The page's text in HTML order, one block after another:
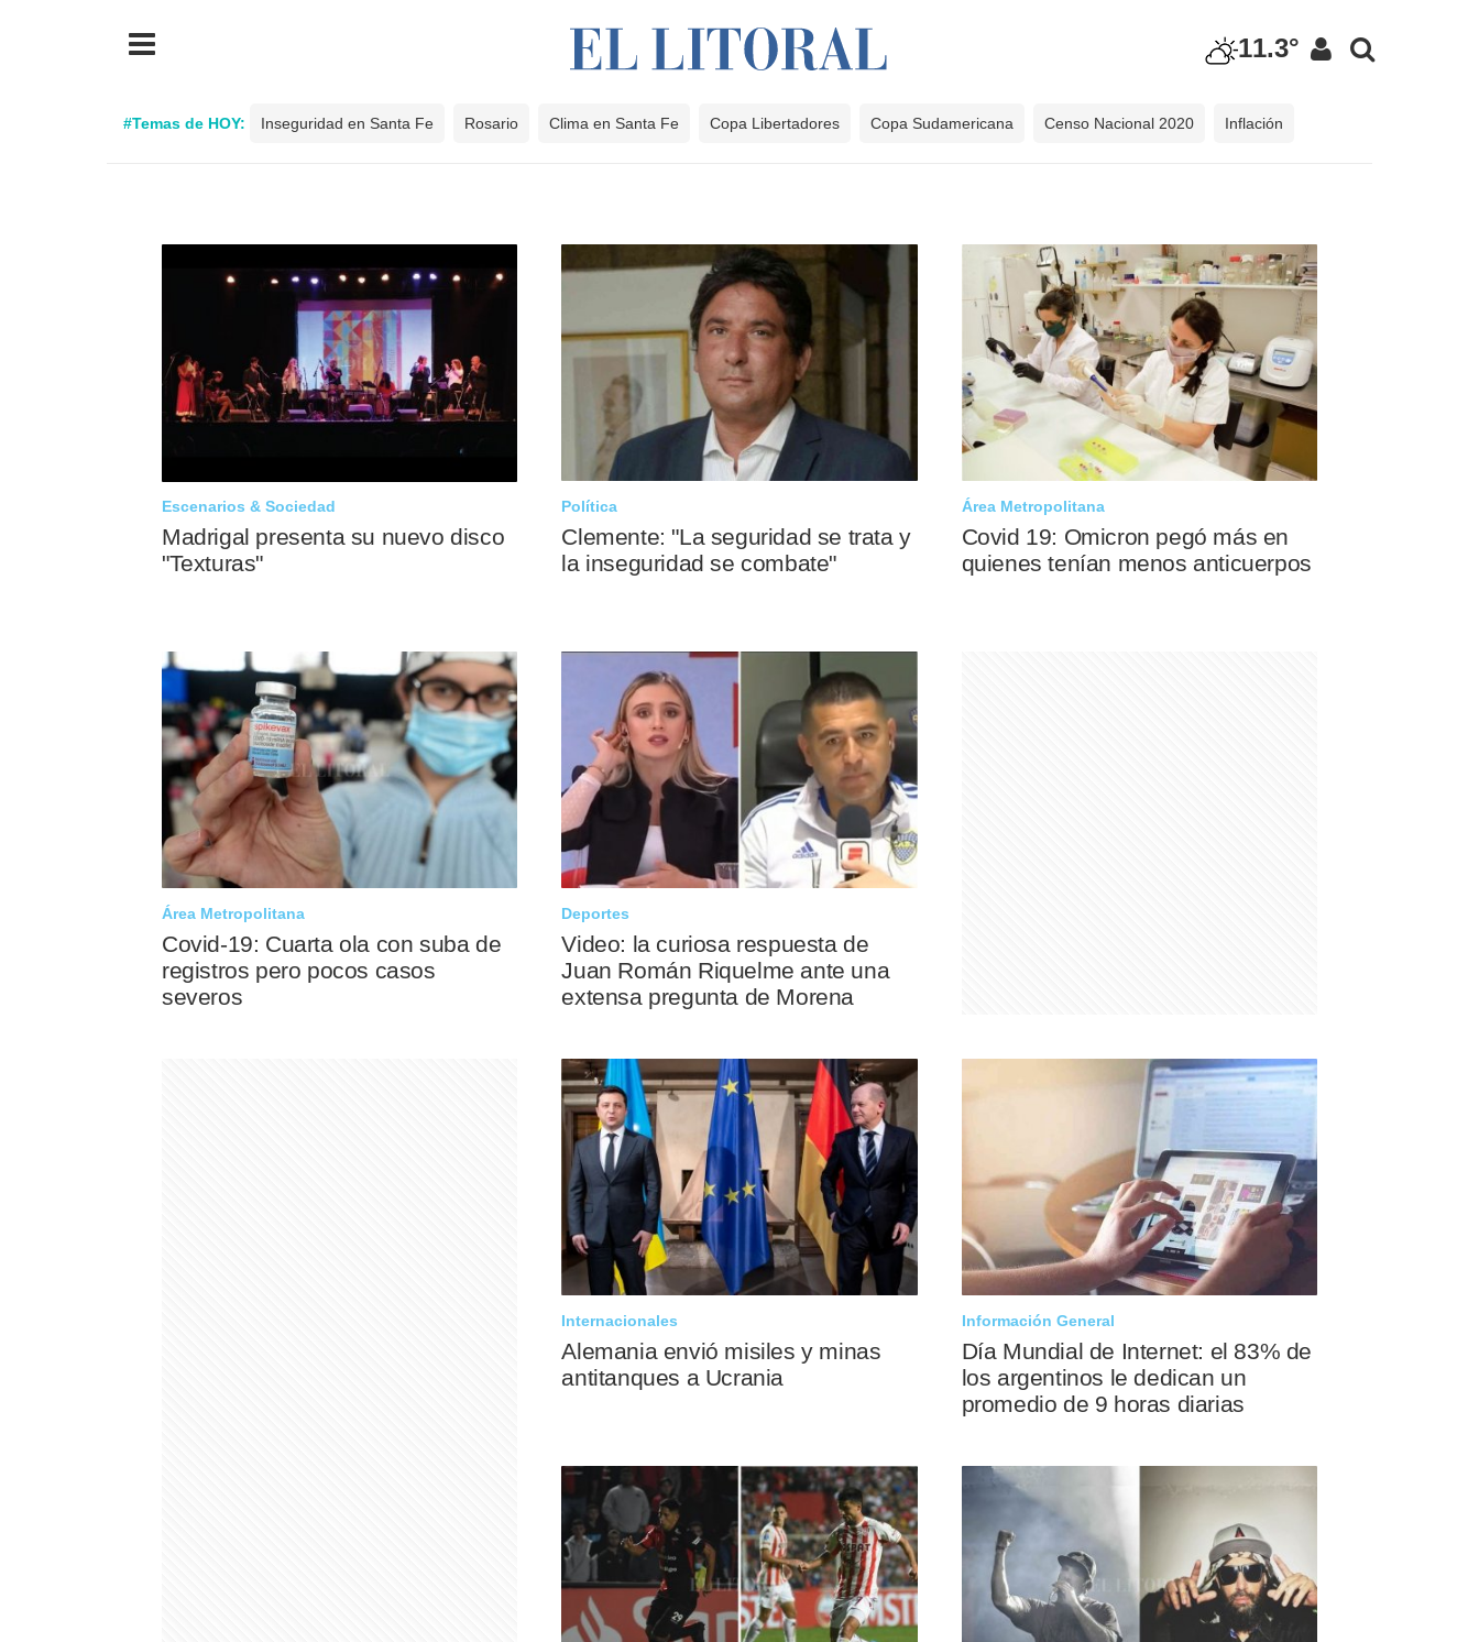
11.3°
#Temas de HOY: Inseguridad en Santa Fe Rosario Clima en Santa Fe Copa Libertadores Copa Sudamericana Censo Nacional 2020 Inflación
Escenarios & Sociedad
Madrigal presenta su nuevo disco
"Texturas"
Política
Clemente: "La seguridad se trata y
la inseguridad se combate"
Área Metropolitana
Covid 19: Omicron pegó más en
quienes tenían menos anticuerpos
Área Metropolitana
Covid-19: Cuarta ola con suba de
registros pero pocos casos
severos
Deportes
Video: la curiosa respuesta de
Juan Román Riquelme ante una
extensa pregunta de Morena
Internacionales
Alemania envió misiles y minas
antitanques a Ucrania
Información General
Día Mundial de Internet: el 83% de
los argentinos le dedican un
promedio de 9 horas diarias